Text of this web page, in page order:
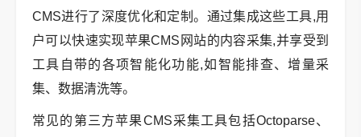
CMS进行了深度优化和定制。通过集成这些工具,用
户可以快速实现苹果CMS网站的内容采集,并享受到
工具自带的各项智能化功能,如智能排查、增量采
集、数据清洗等。
常见的第三方苹果CMS采集工具包括Octoparse、